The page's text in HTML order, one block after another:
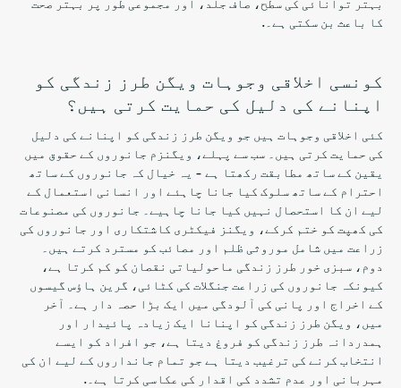
کا باعث بن سکتی ہے۔.
کونسی اخلاقی وجوہات ویگن طرز زندگی کو
اپنانے کی دلیل کی حمایت کرتی ہیں؟
کئی اخلاقی وجوہات ہیں جو ویگن طرز زندگی کو اپنانے کی دلیل
کی حمایت کرتی ہیں۔ سب سے پہلے، ویگنزم جانوروں کے حقوق میں
یقین کے ساتھ مطابقت رکھتا ہے - یہ خیال کہ جانوروں کے ساتھ
احترام کے ساتھ سلوک کیا جانا چاہئے اور انسانی استعمال کے
لیے ان کا استحصال نہیں کیا جانا چاہیے۔ جانوروں کی مصنوعات
کی کھپت کو ختم کرکے، ویگنز فیکٹری کاشتکاری اور جانوروں کی
زراعت میں شامل موروثی ظلم اور مصائب کو مسترد کرتے ہیں۔
دوم، سبزی خور طرز زندگی ماحولیاتی نقصان کو کم کرتا ہے،
کیونکہ جانوروں کی زراعت جنگلات کی کٹائی، گرین ہاؤس گیسوں
کے اخراج اور پانی کی آلودگی میں ایک بڑا حصہ دار ہے۔ آخر
میں، ویگن طرز زندگی کو اپنانا ایک زیادہ پائیدار اور
ہمدردانہ طرز زندگی کو فروغ دیتا ہے، جو افراد کو ایسے
انتخاب کرنے کی ترغیب دیتا ہے جو تمام جانداروں کے لیے ان کی
مہربانی اور عدم تشدد کی اقدار کی عکاسی کرتا ہے۔.